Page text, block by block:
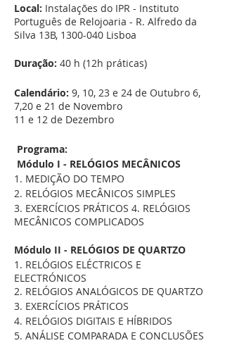
Local: Instalações do IPR - Instituto
Português de Relojoaria - R. Alfredo da
Silva 13B, 1300-040 Lisboa
Duração: 40 h (12h práticas)
Calendário: 9, 10, 23 e 24 de Outubro 6,
7,20 e 21 de Novembro
11 e 12 de Dezembro
Programa:
Módulo I - RELÓGIOS MECÂNICOS
1. MEDIÇÃO DO TEMPO
2. RELÓGIOS MECÂNICOS SIMPLES
3. EXERCÍCIOS PRÁTICOS 4. RELÓGIOS
MECÂNICOS COMPLICADOS
Módulo II - RELÓGIOS DE QUARTZO
1. RELÓGIOS ELÉCTRICOS E
ELECTRÓNICOS
2. RELÓGIOS ANALÓGICOS DE QUARTZO
3. EXERCÍCIOS PRÁTICOS
4. RELÓGIOS DIGITAIS E HÍBRIDOS
5. ANÁLISE COMPARADA E CONCLUSÕES